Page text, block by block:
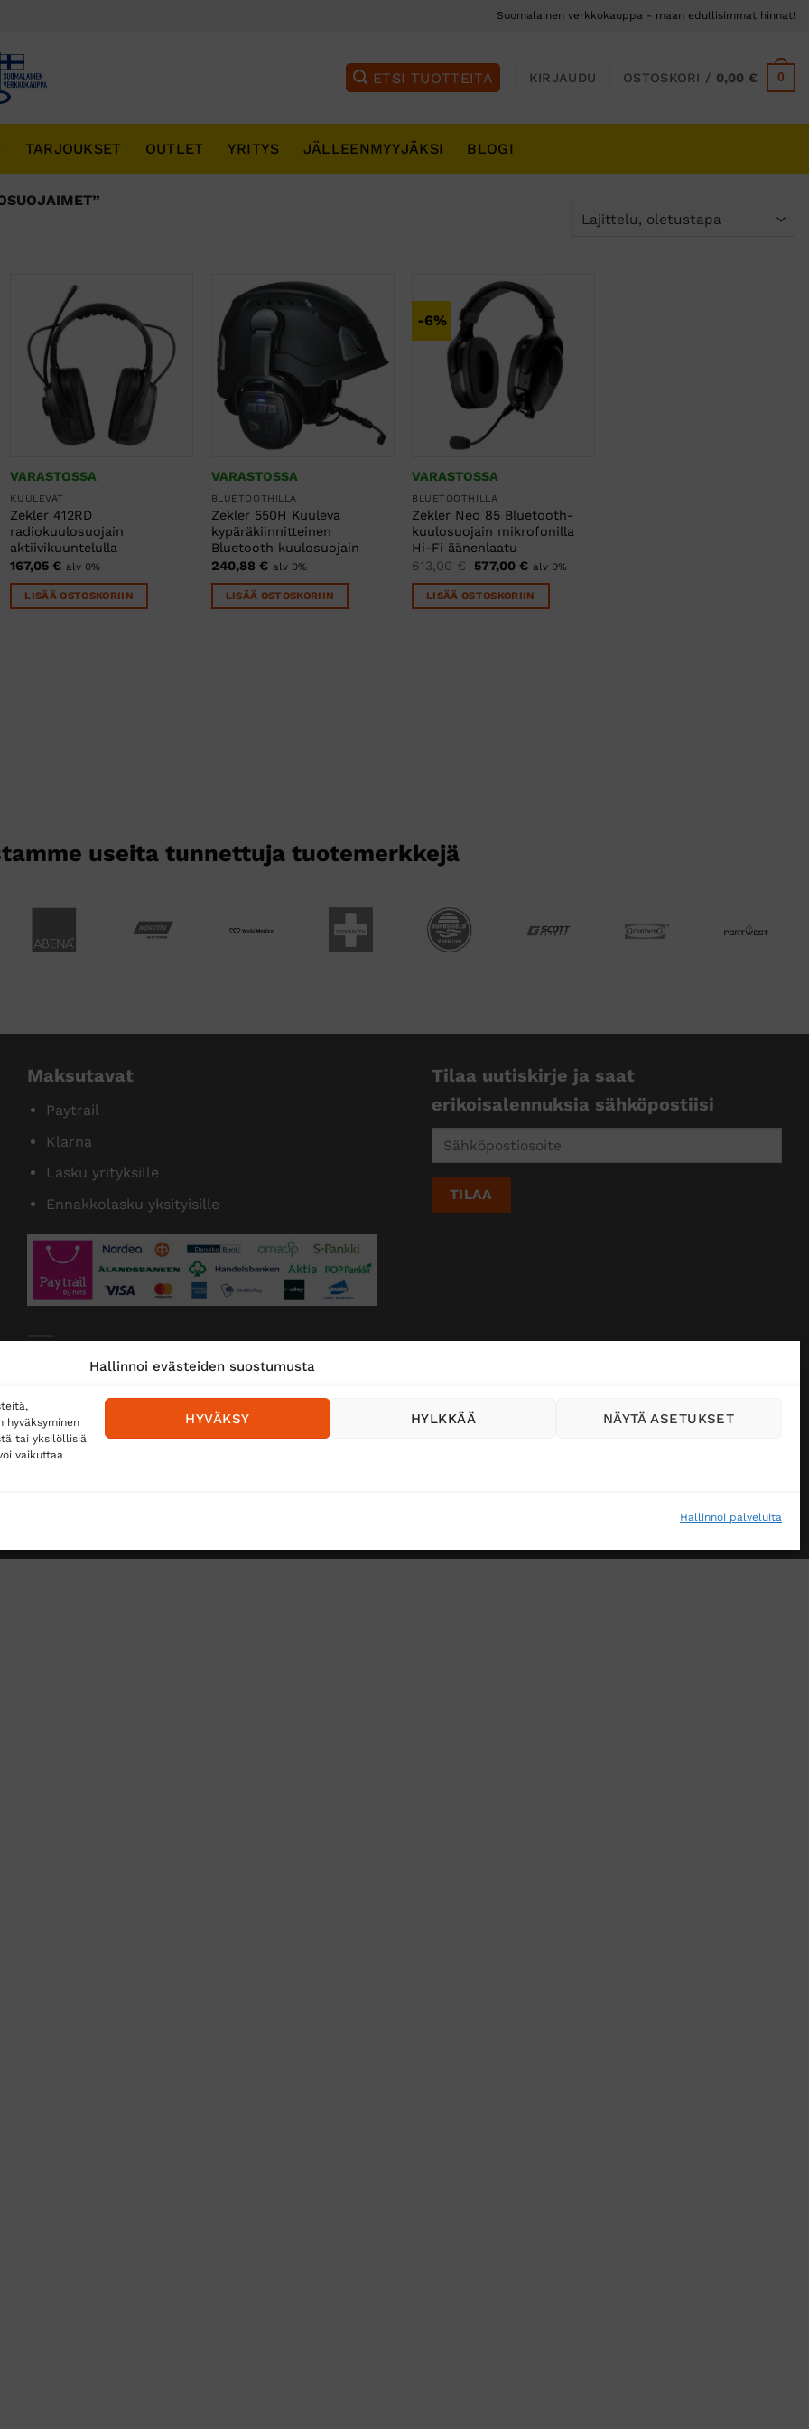
Hallinnoi evästeiden suostumusta
tai yksilöllisiä
vaikuttaa
Hallinnoi palveluita
HYVÄKSY HYLKKÄÄ NÄYTÄ ASETUKSET
Suomalainen verkkokauppa - maan edullisimmat hinnat!
KIRJAUDU OSTOSKORI / 0,00€ 0
TARJOUKSET OUTLET YRITYS JÄLLEENMYYJÄKSI BLOGI
VARASTOSSA
KUULEVAT
Zekler 412RD
radiokuulosuojain
aktiivikuuntelulla
167,05€ alv 0%
LISÄÄ OSTOSKORIIN
VARASTOSSA
BLUETOOTHILLA
Zekler 550H Kuuleva
kypäräkiinnitteinen
Bluetooth kuulosuojain
240,88 € alv 0%
LISÄÄ OSTOSKORIIN
-6%
VARASTOSSA
BLUETOOTHILLA
Zekler Neo 85 Bluetooth-
kuulosuojain mikrofonilla
Hi-Fi äänenlaatu
613,00€
Alkuperäinen
oli:
613,00 €.
577,00€Nykyinen
on:
577,00 €.
alv 0%
LISÄÄ OSTOSKORIIN
useita tunnettuja tuotemerkkejä
Maksutavat
Paytrail
Klarna
Lasku yrityksille
Ennakkolasku yksityisille
Toimitustavat
Matkahuolto
Postnord
Tilaa uutiskirje ja saat
erikoisalennuksia sähköpostiisi